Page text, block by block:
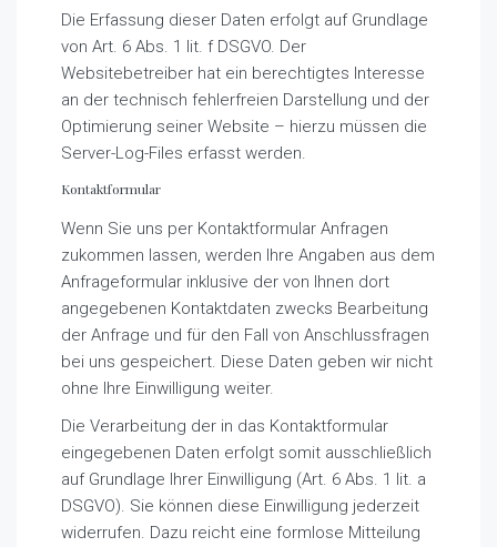
Die Erfassung dieser Daten erfolgt auf Grundlage
von Art. 6 Abs. 1 lit. f DSGVO. Der
Websitebetreiber hat ein berechtigtes Interesse
an der technisch fehlerfreien Darstellung und der
Optimierung seiner Website – hierzu müssen die
Server-Log-Files erfasst werden.
Kontaktformular
Wenn Sie uns per Kontaktformular Anfragen
zukommen lassen, werden Ihre Angaben aus dem
Anfrageformular inklusive der von Ihnen dort
angegebenen Kontaktdaten zwecks Bearbeitung
der Anfrage und für den Fall von Anschlussfragen
bei uns gespeichert. Diese Daten geben wir nicht
ohne Ihre Einwilligung weiter.
Die Verarbeitung der in das Kontaktformular
eingegebenen Daten erfolgt somit ausschließlich
auf Grundlage Ihrer Einwilligung (Art. 6 Abs. 1 lit. a
DSGVO). Sie können diese Einwilligung jederzeit
widerrufen. Dazu reicht eine formlose Mitteilung